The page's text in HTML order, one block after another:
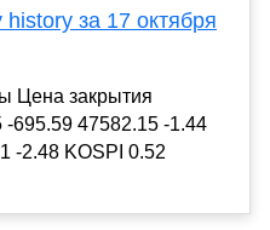
за 17 октября
Цена закрытия
695.59 47582.15 -1.44
-2.48 KOSPI 0.52